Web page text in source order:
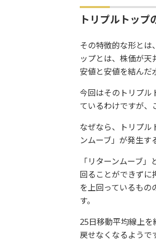
トリプルトップ
その特徴的な形とは
ップとは、株価が
安値と安値を結んだ
今回はそのトリプル
ているわけですが、
なぜなら、トリプル
ンムーブ」が発生す
「リターンムーブ
回ることができずに
を上回っているもの
す。
25日移動平均線上
戻せなくなるようで